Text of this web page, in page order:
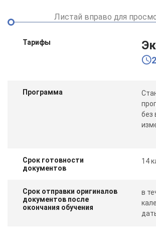
Листай вправо для
Тарифы
Программа
без
Срок готовности
документов
14
Срок отправки оригиналов
документов после
окончания обучения
в